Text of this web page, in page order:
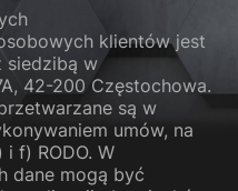
klientów jest
siedzibą w
42-200 Częstochowa.
są w
umów, na
f) RODO. W
dane mogą być